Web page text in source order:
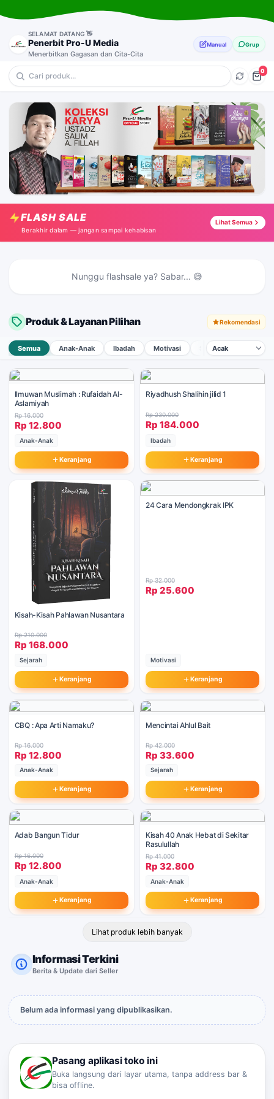
SELAMAT DATANG 👋
Penerbit Pro-U Media
Menerbitkan Gagasan dan Cita-Cita
Manual Grup
0
💎 Anak-Anak 🔥 Ibadah ⭐ Motivasi 🎁 Sejarah
Ilmuwan Muslimah : Rufaidah Al-Aslamiyah Tap →
Riyadhush Shalihin jilid 1 Tap →
The Way to Win Tap →
FLASH SALE
Berakhir dalam — jangan sampai kehabisan
Lihat Semua
Nunggu flashsale ya? Sabar... 😅
Produk & Layanan Pilihan Rekomendasi
Semua Anak-Anak Ibadah Motivasi Sejarah Dakwah
Ilmuwan Muslimah : Rufaidah Al-
Aslamiyah
Rp 16.000
Rp 12.800
Anak-Anak
Keranjang
Riyadhush Shalihin jilid 1
Rp 230.000
Rp 184.000
Ibadah
Keranjang
Kisah-Kisah Pahlawan Nusantara
Rp 210.000
Rp 168.000
Sejarah
Keranjang
24 Cara Mendongkrak IPK
Rp 32.000
Rp 25.600
Motivasi
Keranjang
CBQ : Apa Arti Namaku?
Rp 16.000
Rp 12.800
Anak-Anak
Keranjang
Mencintai Ahlul Bait
Rp 42.000
Rp 33.600
Sejarah
Keranjang
Adab Bangun Tidur
Rp 16.000
Rp 12.800
Anak-Anak
Keranjang
Kisah 40 Anak Hebat di Sekitar
Rasulullah
Rp 41.000
Rp 32.800
Anak-Anak
Keranjang
Lihat produk lebih banyak
Informasi Terkini
Berita & Update dari Seller
Belum ada informasi yang dipublikasikan.
Pasang aplikasi toko ini
Buka langsung dari layar utama, tanpa address bar &
bisa offline.